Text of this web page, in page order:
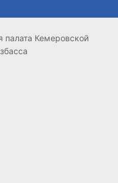
Кемеровской